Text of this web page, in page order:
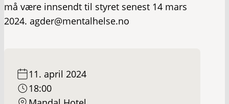
må være innsendt til styret senest 14 mars
2024. agder@mentalhelse.no
11. april 2024
18:00